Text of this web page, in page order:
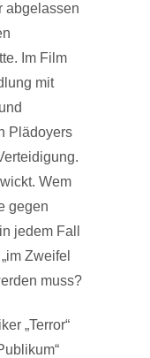
abgelassen
Im Film
mit
Plädoyers
Wem
gegen
jedem Fall
Zweifel
muss?
„Terror“